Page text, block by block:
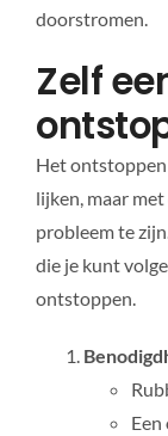
doorstromen.
Zelf
Het ontstoppen
lijken, maar
probleem te
die je kunt
ontstoppen.